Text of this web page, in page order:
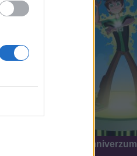
Ben 10: Omniverzum